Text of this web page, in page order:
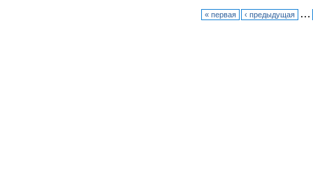
« первая ‹ предыдущая …